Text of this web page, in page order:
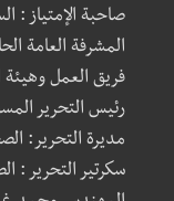
صاحبة الإمتياز :
المشرفة العامة
فريق العمل وهيئة
رئيس التحرير
مديرة التحرير:
سكرتير التحرير :